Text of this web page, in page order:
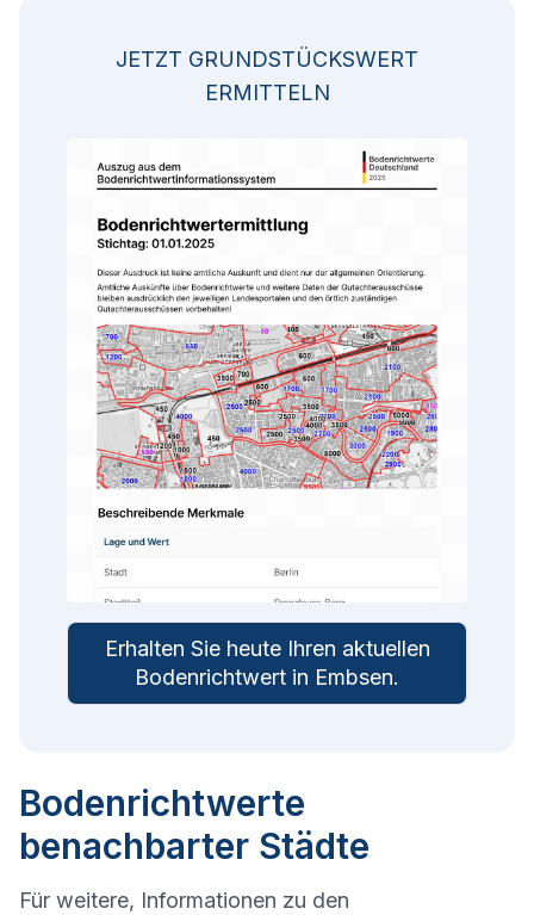
JETZT GRUNDSTÜCKSWERT
ERMITTELN
Erhalten Sie heute Ihren aktuellen
Bodenrichtwert in Embsen.
Bodenrichtwerte
benachbarter Städte
Für weitere, Informationen zu den